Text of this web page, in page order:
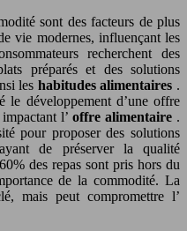
sont des facteurs de plus
vie modernes, influençant les
recherchent des
préparés et des solutions
les habitudes alimentaires .
le développement d’une offre
l’ offre alimentaire .
pour proposer des solutions
de préserver la qualité
des repas sont pris hors du
de la commodité. La
mais peut compromettre l’